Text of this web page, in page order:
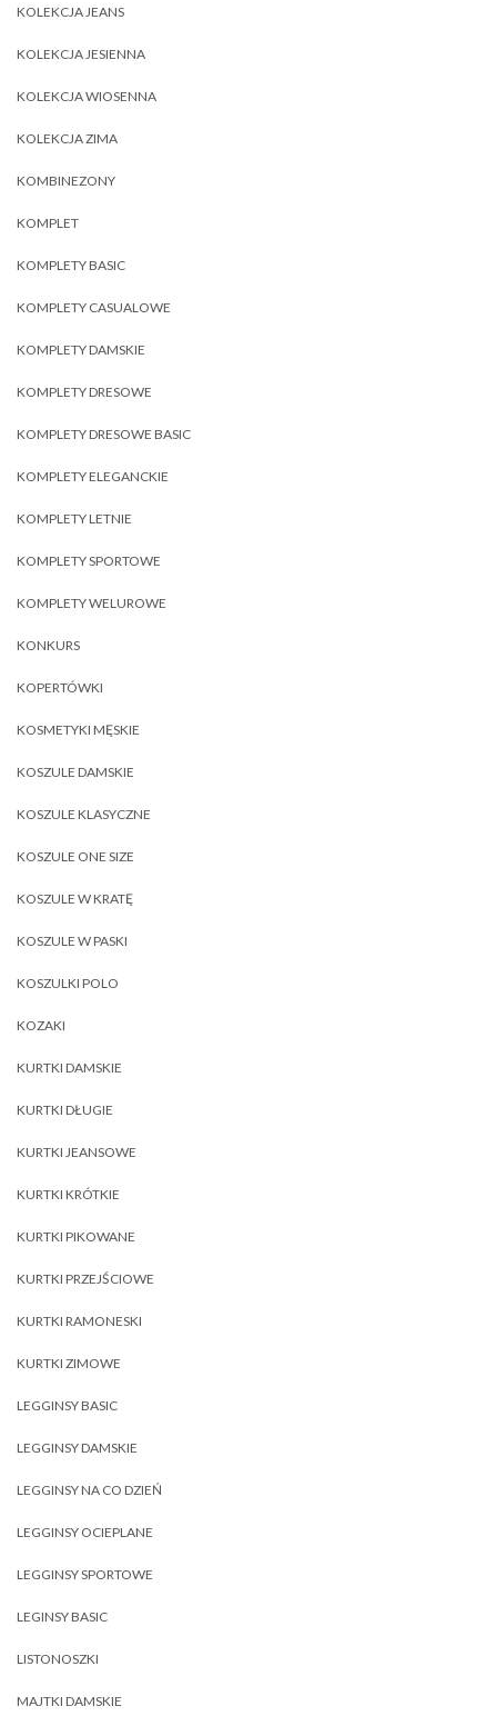
KOLEKCJA JEANS
KOLEKCJA JESIENNA
KOLEKCJA WIOSENNA
KOLEKCJA ZIMA
KOMBINEZONY
KOMPLET
KOMPLETY BASIC
KOMPLETY CASUALOWE
KOMPLETY DAMSKIE
KOMPLETY DRESOWE
KOMPLETY DRESOWE BASIC
KOMPLETY ELEGANCKIE
KOMPLETY LETNIE
KOMPLETY SPORTOWE
KOMPLETY WELUROWE
KONKURS
KOPERTÓWKI
KOSMETYKI MĘSKIE
KOSZULE DAMSKIE
KOSZULE KLASYCZNE
KOSZULE ONE SIZE
KOSZULE W KRATĘ
KOSZULE W PASKI
KOSZULKI POLO
KOZAKI
KURTKI DAMSKIE
KURTKI DŁUGIE
KURTKI JEANSOWE
KURTKI KRÓTKIE
KURTKI PIKOWANE
KURTKI PRZEJŚCIOWE
KURTKI RAMONESKI
KURTKI ZIMOWE
LEGGINSY BASIC
LEGGINSY DAMSKIE
LEGGINSY NA CO DZIEŃ
LEGGINSY OCIEPLANE
LEGGINSY SPORTOWE
LEGINSY BASIC
LISTONOSZKI
MAJTKI DAMSKIE